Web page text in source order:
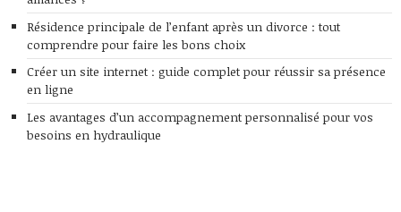
Résidence principale de l’enfant après un divorce : tout
comprendre pour faire les bons choix
Créer un site internet : guide complet pour réussir sa présence
en ligne
Les avantages d’un accompagnement personnalisé pour vos
besoins en hydraulique